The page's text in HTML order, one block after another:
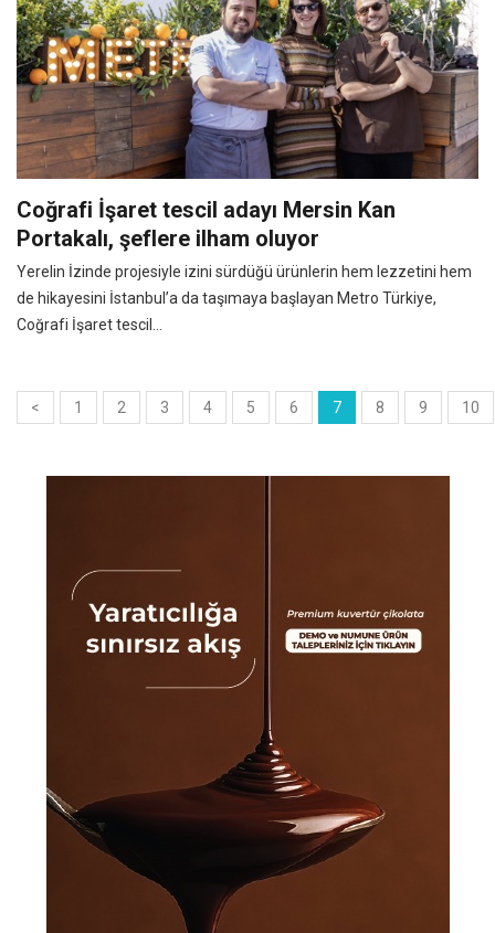
Coğrafi İşaret tescil adayı Mersin Kan
Portakalı, şeflere ilham oluyor
Yerelin İzinde projesiyle izini sürdüğü ürünlerin hem lezzetini hem
de hikayesini İstanbul’a da taşımaya başlayan Metro Türkiye,
Coğrafi İşaret tescil...
< 1 2 3 4 5 6 7 8 9 10